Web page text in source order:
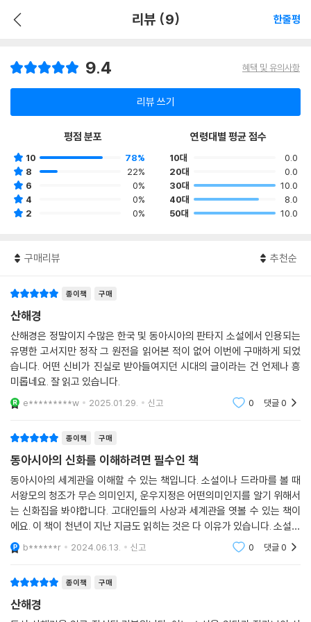
리뷰 (9) 한줄평
9.4 혜택 및 유의사항
리뷰 쓰기
평점 분포
10
78%
8
22%
6
0%
4
0%
2
0%
연령대별 평균 점수
10대
0.0
20대
0.0
30대
10.0
40대
8.0
50대
10.0
구매리뷰 추천순
종이책 구매
산해경
산해경은 정말이지 수많은 한국 및 동아시아의 판타지 소설에서 인용되는
유명한 고서지만 정작 그 원전을 읽어본 적이 없어 이번에 구매하게 되었
습니다. 어떤 신비가 진실로 받아들여지던 시대의 글이라는 건 언제나 흥
미롭네요. 잘 읽고 있습니다.
e*********w 2025.01.29. 신고 0 댓글0
종이책 구매
동아시아의 신화를 이해하려면 필수인 책
동아시아의 세계관을 이해할 수 있는 책입니다. 소설이나 드라마를 볼 때
서왕모의 청조가 무슨 의미인지, 운우지정은 어떤의미인지를 알기 위해서
는 신화집을 봐야합니다. 고대인들의 사상과 세계관을 엿볼 수 있는 책이
에요. 이 책이 천년이 지난 지금도 읽히는 것은 다 이유가 있습니다. 소설작
가 지망생들에게 추천합니다.
b******r 2024.06.13. 신고 0 댓글0
종이책 구매
산해경